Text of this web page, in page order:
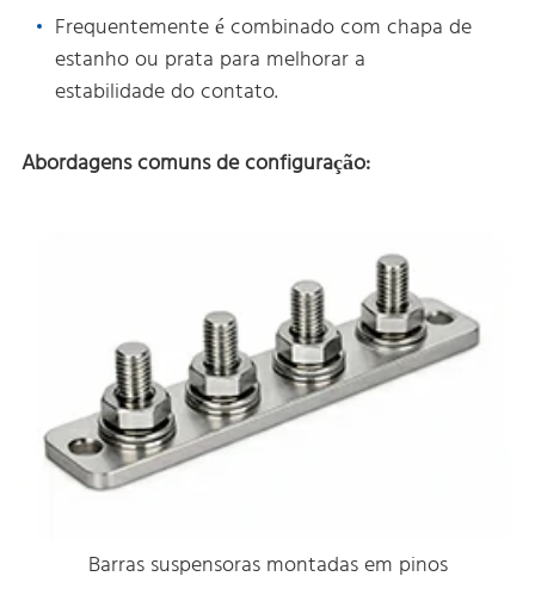
Frequentemente é combinado com chapa de
estanho ou prata para melhorar a
estabilidade do contato.
Abordagens comuns de configuração:
Barras suspensoras montadas em pinos